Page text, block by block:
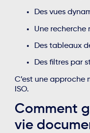
Des vues
Une recherche
Des tableaux
Des filtres par
C’est une approche
ISO.
Comment
vie